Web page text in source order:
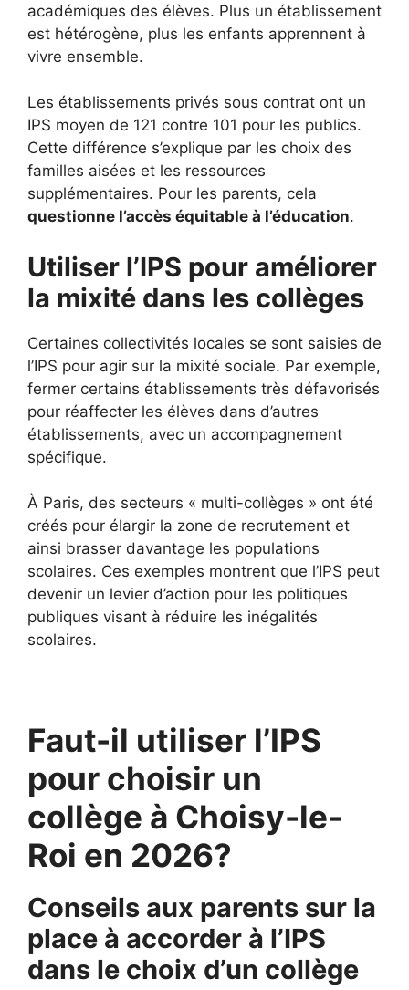
académiques des élèves. Plus un établissement
est hétérogène, plus les enfants apprennent à
vivre ensemble.
Les établissements privés sous contrat ont un
IPS moyen de 121 contre 101 pour les publics.
Cette différence s’explique par les choix des
familles aisées et les ressources
supplémentaires. Pour les parents, cela
questionne l’accès équitable à l’éducation.
Utiliser l’IPS pour améliorer
la mixité dans les collèges
Certaines collectivités locales se sont saisies de
l’IPS pour agir sur la mixité sociale. Par exemple,
fermer certains établissements très défavorisés
pour réaffecter les élèves dans d’autres
établissements, avec un accompagnement
spécifique.
À Paris, des secteurs « multi-collèges » ont été
créés pour élargir la zone de recrutement et
ainsi brasser davantage les populations
scolaires. Ces exemples montrent que l’IPS peut
devenir un levier d’action pour les politiques
publiques visant à réduire les inégalités
scolaires.
Faut-il utiliser l’IPS
pour choisir un
collège à Choisy-le-
Roi en 2026?
Conseils aux parents sur la
place à accorder à l’IPS
dans le choix d’un collège